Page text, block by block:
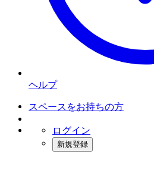
ヘルプ
スペースをお持ちの方
ログイン
新規登録